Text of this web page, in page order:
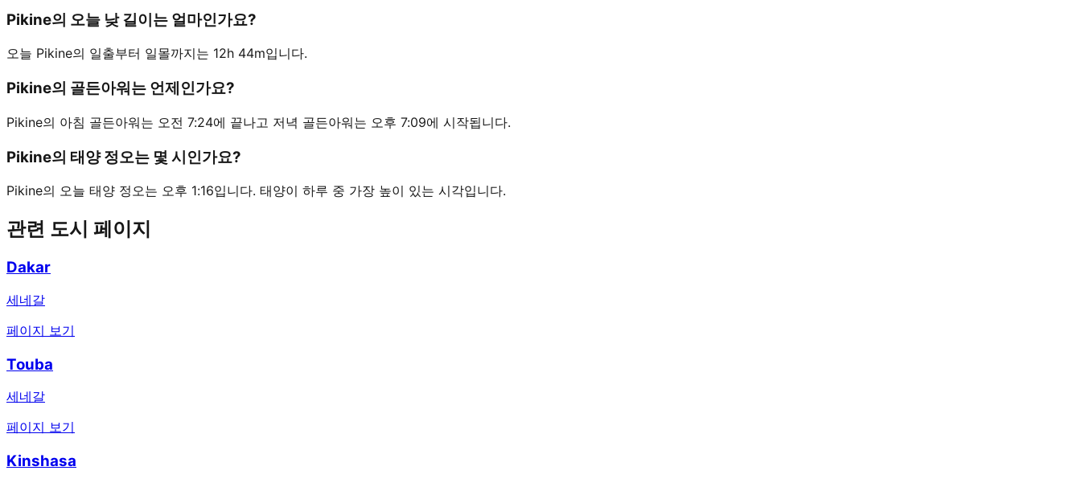
Pikine의 오늘 낮 길이는 얼마인가요?
오늘 Pikine의 일출부터 일몰까지는 12h 44m입니다.
Pikine의 골든아워는 언제인가요?
Pikine의 아침 골든아워는 오전 7:24에 끝나고 저녁 골든아워는 오후 7:09에 시작됩니다.
Pikine의 태양 정오는 몇 시인가요?
Pikine의 오늘 태양 정오는 오후 1:16입니다. 태양이 하루 중 가장 높이 있는 시각입니다.
관련 도시 페이지
Dakar
세네갈
페이지 보기
Touba
세네갈
페이지 보기
Kinshasa